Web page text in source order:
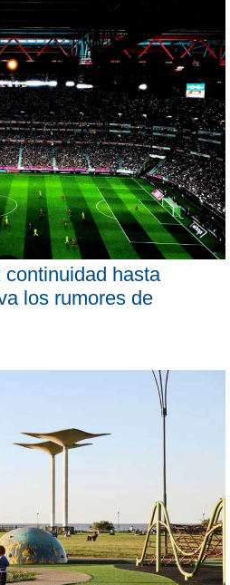
hasta
los rumores de